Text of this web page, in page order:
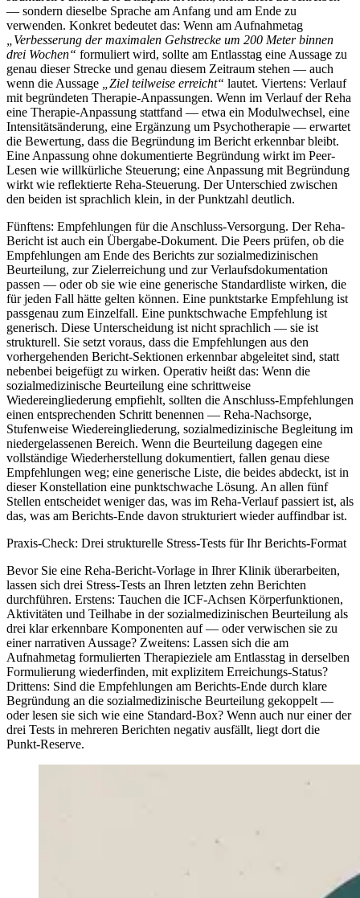
— sondern dieselbe Sprache am Anfang und am Ende zu
verwenden. Konkret bedeutet das: Wenn am Aufnahmetag
„Verbesserung der maximalen Gehstrecke um 200 Meter binnen
drei Wochen“ formuliert wird, sollte am Entlasstag eine Aussage zu
genau dieser Strecke und genau diesem Zeitraum stehen — auch
wenn die Aussage
„Ziel teilweise erreicht“ lautet. Viertens: Verlauf
mit begründeten Therapie-Anpassungen. Wenn im Verlauf der Reha
eine Therapie-Anpassung stattfand — etwa ein Modulwechsel, eine
Intensitätsänderung, eine Ergänzung um Psychotherapie — erwartet
die Bewertung, dass die Begründung im Bericht erkennbar bleibt.
Eine Anpassung ohne dokumentierte Begründung wirkt im Peer-
Lesen wie willkürliche Steuerung; eine Anpassung mit Begründung
wirkt wie reflektierte Reha-Steuerung. Der Unterschied zwischen
den beiden ist sprachlich klein, in der Punktzahl deutlich.
Fünftens: Empfehlungen für die Anschluss-Versorgung. Der Reha-
Bericht ist auch ein Übergabe-Dokument. Die Peers prüfen, ob die
Empfehlungen am Ende des Berichts zur sozialmedizinischen
Beurteilung, zur Zielerreichung und zur Verlaufsdokumentation
passen — oder ob sie wie eine generische Standardliste wirken, die
für jeden Fall hätte gelten können. Eine punktstarke Empfehlung ist
passgenau zum Einzelfall. Eine punktschwache Empfehlung ist
generisch. Diese Unterscheidung ist nicht sprachlich — sie ist
strukturell. Sie setzt voraus, dass die Empfehlungen aus den
vorhergehenden Bericht-Sektionen erkennbar abgeleitet sind, statt
nebenbei beigefügt zu wirken. Operativ heißt das: Wenn die
sozialmedizinische Beurteilung eine schrittweise
Wiedereingliederung empfiehlt, sollten die Anschluss-Empfehlungen
einen entsprechenden Schritt benennen — Reha-Nachsorge,
Stufenweise Wiedereingliederung, sozialmedizinische Begleitung im
niedergelassenen Bereich. Wenn die Beurteilung dagegen eine
vollständige Wiederherstellung dokumentiert, fallen genau diese
Empfehlungen weg; eine generische Liste, die beides abdeckt, ist in
dieser Konstellation eine punktschwache Lösung. An allen fünf
Stellen entscheidet weniger das, was im Reha-Verlauf passiert ist, als
das, was am Berichts-Ende davon strukturiert wieder auffindbar ist.
Praxis-Check: Drei strukturelle Stress-Tests für Ihr Berichts-Format
Bevor Sie eine Reha-Bericht-Vorlage in Ihrer Klinik überarbeiten,
lassen sich drei Stress-Tests an Ihren letzten zehn Berichten
durchführen. Erstens: Tauchen die ICF-Achsen Körperfunktionen,
Aktivitäten und Teilhabe in der sozialmedizinischen Beurteilung als
drei klar erkennbare Komponenten auf — oder verwischen sie zu
einer narrativen Aussage? Zweitens: Lassen sich die am
Aufnahmetag formulierten Therapieziele am Entlasstag in derselben
Formulierung wiederfinden, mit explizitem Erreichungs-Status?
Drittens: Sind die Empfehlungen am Berichts-Ende durch klare
Begründung an die sozialmedizinische Beurteilung gekoppelt —
oder lesen sie sich wie eine Standard-Box? Wenn auch nur einer der
drei Tests in mehreren Berichten negativ ausfällt, liegt dort die
Punkt-Reserve.